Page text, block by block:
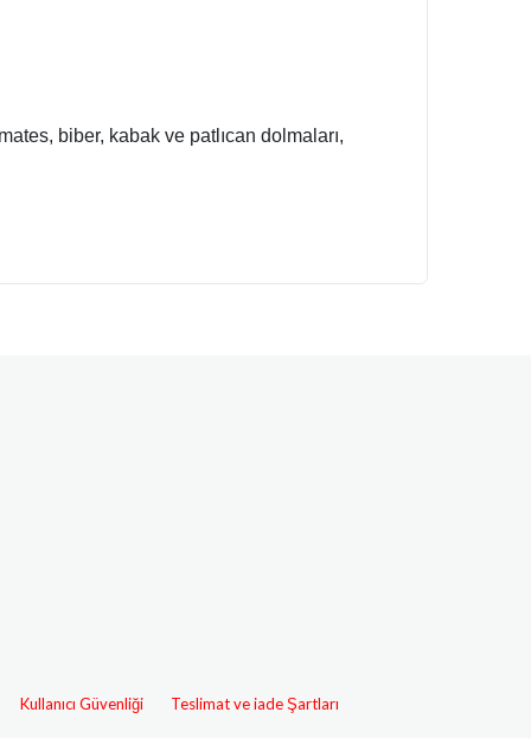
biber, kabak ve patlıcan dolmaları,
Kullanıcı Güvenliği Teslimat ve iade Şartları